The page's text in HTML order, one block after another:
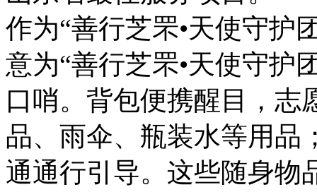
作为“善行芝罘•天使守护
意为“善行芝罘•天使守护
口哨。背包便携醒目，志
品、雨伞、瓶装水等用品
通通行引导。这些随身物